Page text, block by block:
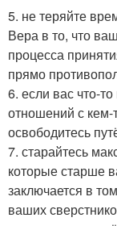
5. не теряйте
Вера в то, что
процесса
прямо
6. если вас что-
отношений с кем-
освободитесь
7. старайтесь
которые старше
заключается в
ваших